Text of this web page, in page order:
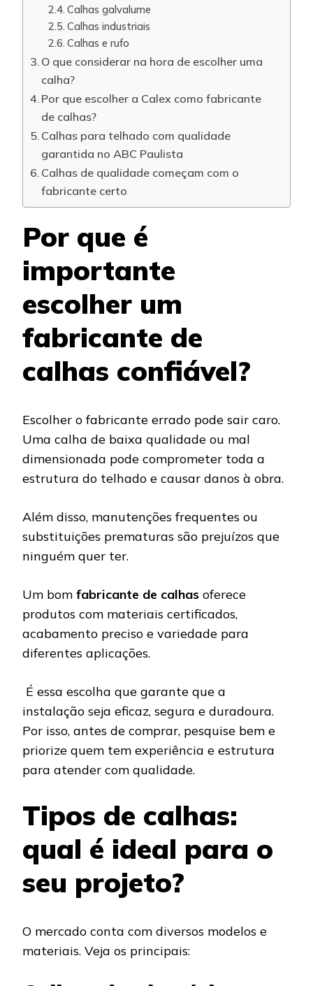
Calhas galvalume
Calhas industriais
Calhas e rufo
O que considerar na hora de escolher uma
calha?
Por que escolher a Calex como fabricante
de calhas?
Calhas para telhado com qualidade
garantida no ABC Paulista
Calhas de qualidade começam com o
fabricante certo
Por que é
importante
escolher um
fabricante de
calhas confiável?
Escolher o fabricante errado pode sair caro.
Uma calha de baixa qualidade ou mal
dimensionada pode comprometer toda a
estrutura do telhado e causar danos à obra.
Além disso, manutenções frequentes ou
substituições prematuras são prejuízos que
ninguém quer ter.
Um bom fabricante de calhas oferece
produtos com materiais certificados,
acabamento preciso e variedade para
diferentes aplicações.
É essa escolha que garante que a
instalação seja eficaz, segura e duradoura.
Por isso, antes de comprar, pesquise bem e
priorize quem tem experiência e estrutura
para atender com qualidade.
Tipos de calhas:
qual é ideal para o
seu projeto?
O mercado conta com diversos modelos e
materiais. Veja os principais: